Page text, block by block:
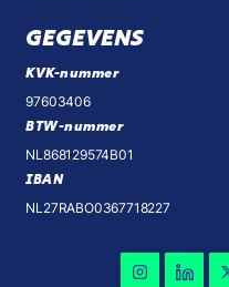
GEGEVENS
KVK-nummer
97603406
BTW-nummer
NL868129574B01
IBAN
NL27RABO0367718227